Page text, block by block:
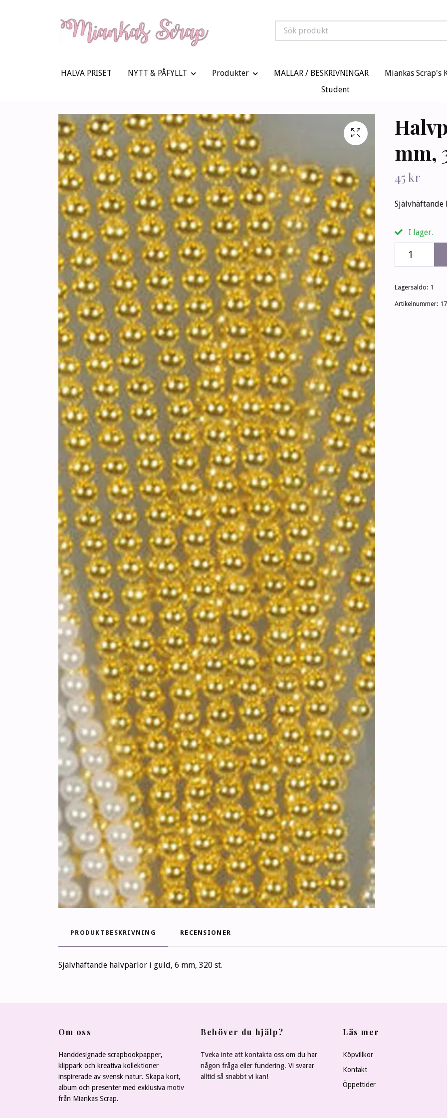
HALVA PRISET NYTT & PÅFYLLT Produkter MALLAR / BESKRIVNINGAR Miankas Scrap's
Student
mm,
45 kr
Självhäftande
I lager.
Lagersaldo: 1
Artikelnummer:
PRODUKTBESKRIVNING RECENSIONER
Självhäftande halvpärlor i guld, 6 mm, 320 st.
Om oss
Handdesignade scrapbookpapper,
klippark och kreativa kollektioner
inspirerade av svensk natur. Skapa kort,
album och presenter med exklusiva motiv
från Miankas Scrap.
Behöver du hjälp?
Tveka inte att kontakta oss om du har
någon fråga eller fundering. Vi svarar
alltid så snabbt vi kan!
Läs mer
Köpvillkor
Kontakt
Öppettider